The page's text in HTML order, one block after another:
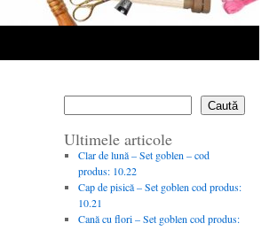
Caută
Ultimele articole
Clar de lună – Set goblen – cod
produs: 10.22
Cap de pisică – Set goblen cod produs:
10.21
Cană cu flori – Set goblen cod produs: